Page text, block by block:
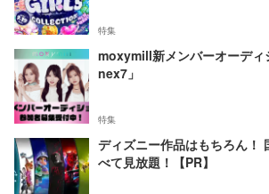
特集
moxymill新メンバーオーデ
nex7」
特集
ディズニー作品はもちろん！
べて見放題！【PR】